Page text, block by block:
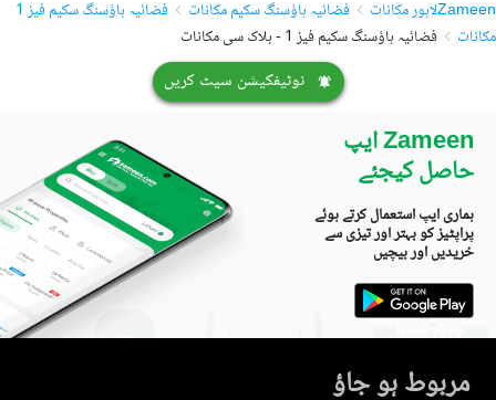
Zameenلاہور مکانات فضائیہ ہاؤسنگ سکیم مکانات
فضائیہ ہاؤسنگ سکیم فیز 1
مکانات
فضائیہ ہاؤسنگ سکیم فیز 1 - بلاک سی مکانات
نوٹیفکیشن سیٹ کریں
Zameen ایپ
حاصل کیجئے
ہماری ایپ استعمال کرتے ہوئے
پراپٹیز کو بہتر اور تیزی سے
خریدیں اور بیچیں
مربوط ہو جاؤ